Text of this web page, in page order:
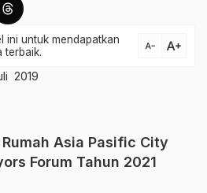
ini untuk mendapatkan
terbaik.
text_decrease text_increase
2019
Asia Pasific City
Forum Tahun 2021